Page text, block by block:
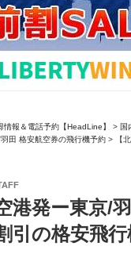
報＆電話予約【HeadLine】 > 国
田 格安航空券の飛行機予約 >
【
港発ー東京/
引の格安飛